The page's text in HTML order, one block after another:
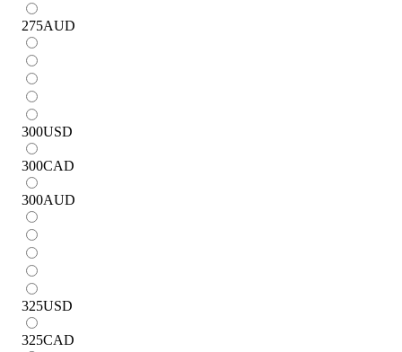
275AUD
300USD
300CAD
300AUD
325USD
325CAD